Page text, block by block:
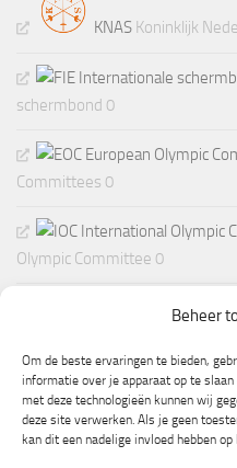
Beheer
Om de beste ervaringen te bieden,
informatie over je apparaat op te
met deze technologieën kunnen wij
deze site verwerken. Als je geen
kan dit een nadelige invloed hebben
KNAS Koninklijk
schermbond 0
Committees 0
Olympic Committee 0